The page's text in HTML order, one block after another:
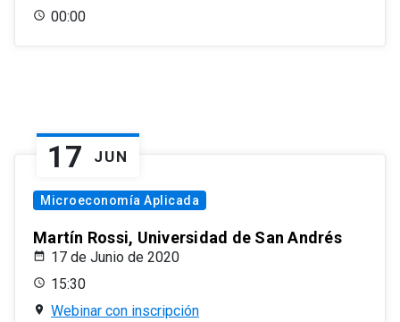
00:00
17 JUN
Microeconomía Aplicada
Martín Rossi, Universidad de San Andrés
17 de Junio de 2020
15:30
Webinar con inscripción